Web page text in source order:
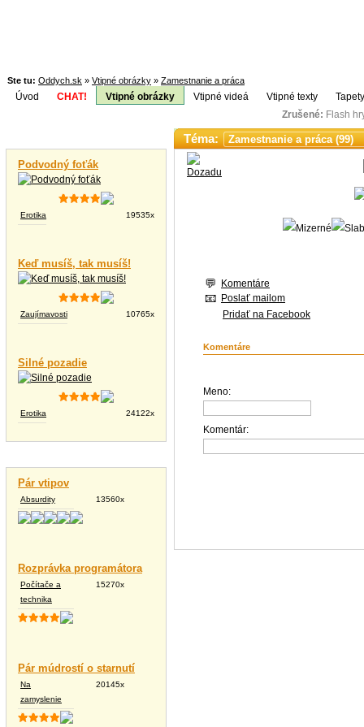
Ste tu: Oddych.sk » Vtipné obrázky » Zamestnanie a práca
Úvod CHAT! Vtipné obrázky Vtipné videá Vtipné texty
Zrušené: Flash
Podvodný foťák
Erotika 19535x
Keď musíš, tak musíš!
Zaujímavosti 10765x
Silné pozadie
Erotika 24122x
Pár vtipov
Absurdity 13560x
Rozprávka programátora
Počítače a
technika
15270x
Pár múdrostí o starnutí
Na
zamyslenie
20145x
Téma:
Komentáre
Poslať mailom
Pridať na Facebook
Komentáre
Meno:
Komentár: